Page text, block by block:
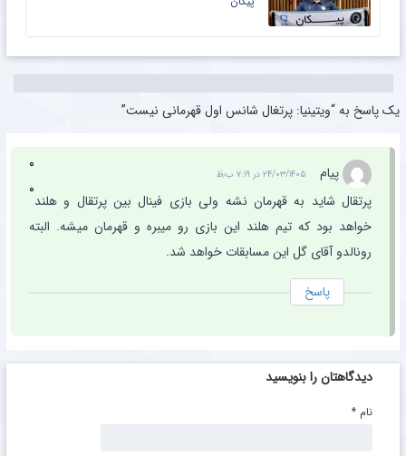
یک پاسخ به “ویتینیا: پرتغال شانس اول قهرمانی نیست”
پیام ۲۴/۰۳/۱۴۰۵ در ۷:۱۹ ب٫ظ
۰
۰
پرتقال شاید به قهرمان نشه ولی بازی فینال بین پرتقال و هلند
خواهد بود که تیم هلند این بازی رو میبره و قهرمان میشه. البته
رونالدو آقای گل این مسابقات خواهد شد.
پاسخ
دیدگاهتان را بنویسید
نام *